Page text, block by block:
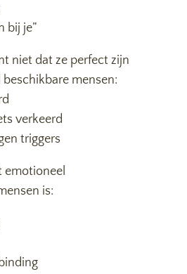
bij je”
niet dat ze perfect zijn
mensen:
verkeerd
triggers
emotioneel
is: